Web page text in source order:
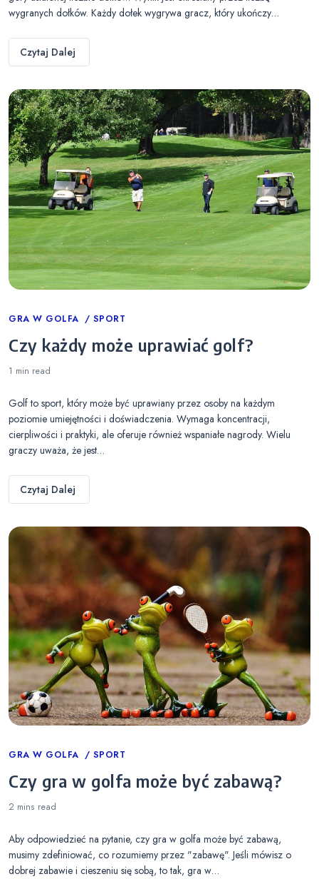
wygranych dołków. Każdy dołek wygrywa gracz, który ukończy…
Czytaj Dalej
Categories
GRA W GOLFA SPORT
Czy każdy może uprawiać golf?
1 min read
Golf to sport, który może być uprawiany przez osoby na każdym
poziomie umiejętności i doświadczenia. Wymaga koncentracji,
cierpliwości i praktyki, ale oferuje również wspaniałe nagrody. Wielu
graczy uważa, że jest…
Czytaj Dalej
Categories
GRA W GOLFA SPORT
Czy gra w golfa może być zabawą?
2 mins read
Aby odpowiedzieć na pytanie, czy gra w golfa może być zabawą,
musimy zdefiniować, co rozumiemy przez "zabawę". Jeśli mówisz o
dobrej zabawie i cieszeniu się sobą, to tak, gra w…